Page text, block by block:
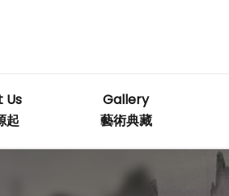
Us
起
Gallery
藝術典藏